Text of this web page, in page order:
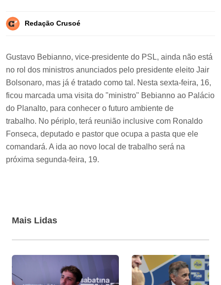
Redação Crusoé
Gustavo Bebianno, vice-presidente do PSL, ainda não está
no rol dos ministros anunciados pelo presidente eleito Jair
Bolsonaro, mas já é tratado como tal. Nesta sexta-feira, 16,
ficou marcada uma visita do "ministro" Bebianno ao Palácio
do Planalto, para conhecer o futuro ambiente de
trabalho. No périplo, terá reunião inclusive com Ronaldo
Fonseca, deputado e pastor que ocupa a pasta que ele
comandará. A ida ao novo local de trabalho será na
próxima segunda-feira, 19.
Mais Lidas